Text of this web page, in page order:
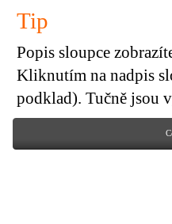
Tip
Popis sloupce
Kliknutím na nadpis
podklad). Tučně jsou